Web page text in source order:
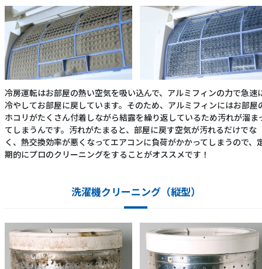
冷房運転はお部屋の熱い空気を吸い込んで、アルミフィンの力で急速
冷やしてお部屋に戻しています。そのため、アルミフィンにはお部屋
ホコリがたくさん付着しながら結露を繰り返しているため汚れが溜ま
てしまうんです。汚れがたまると、部屋に戻す空気が汚れるだけでな
く、熱交換効率が悪くなってエアコンに負荷がかかってしまうので、
期的にプロのクリーニングをすることがオススメです！
洗濯機クリーニング（縦型）